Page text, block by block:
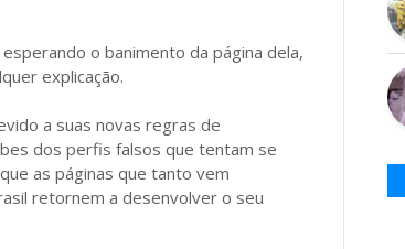
o banimento da página dela,
explicação.
a suas novas regras de
dos perfis falsos que tentam se
as páginas que tanto vem
retornem a desenvolver o seu